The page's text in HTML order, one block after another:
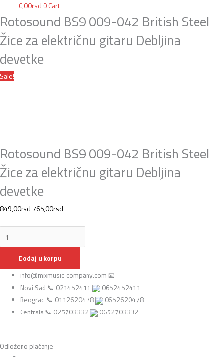
0,00rsd 0 Cart
Rotosound BS9 009-042 British Steel
Žice za električnu gitaru Debljina
devetke
Sale!
Rotosound BS9 009-042 British Steel
Žice za električnu gitaru Debljina
devetke
849,00rsd 765,00rsd
Dodaj u korpu
info@mixmusic-company.com 📧
Novi Sad 📞 021452411
0652452411
Beograd 📞 0112620478
0652620478
Centrala 📞 025703332
0652703332
Odloženo plaćanje